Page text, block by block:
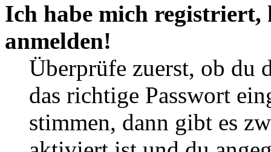
Ich habe mich
anmelden!
Überprüfe zuerst, ob du
das richtige Passwort
stimmen, dann gibt es